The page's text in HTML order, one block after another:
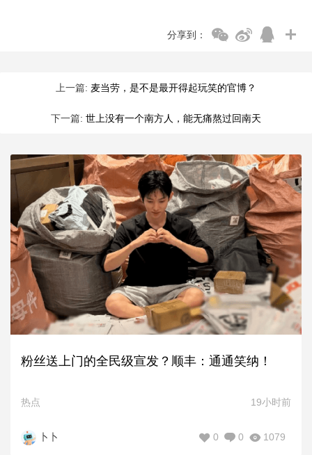
分享到：
上一篇: 麦当劳，是不是最开得起玩笑的官博？
下一篇: 世上没有一个南方人，能无痛熬过回南天
粉丝送上门的全民级宣发？顺丰：通通笑纳！
热点 19小时前
卜卜 1079
0
0